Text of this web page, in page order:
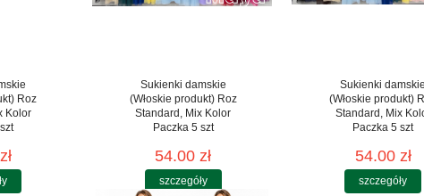
Roz
Kolor
Sukienki damskie
(Włoskie produkt) Roz
Standard, Mix Kolor
Paczka 5 szt
54.00 zł
szczegóły
Sukienki
(Włoskie produkt)
Standard, Mix
Paczka 5 szt
54.00 zł
szczegóły